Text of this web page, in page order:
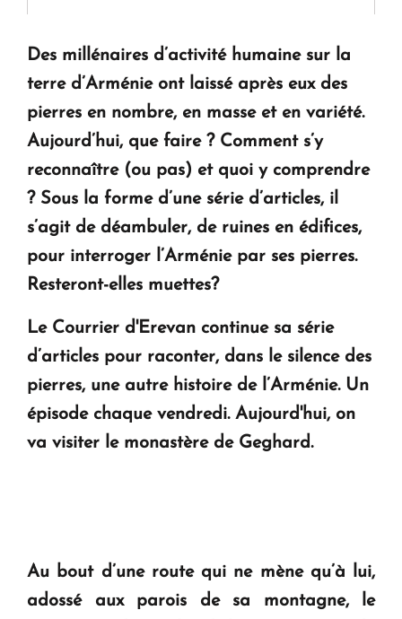
question d'un référendum ne se pose pas. "
KASA : 30 ans d'audace, de résilience et d'avenir
en Arménie
Le premier hôtel Hyatt Regency d'Arménie
Des millénaires d’activité humaine sur la
terre d’Arménie ont laissé après eux des
pierres en nombre, en masse et en variété.
Aujourd’hui, que faire ? Comment s’y
reconnaître (ou pas) et quoi y comprendre
? Sous la forme d’une série d’articles, il
s’agit de déambuler, de ruines en édifices,
pour interroger l’Arménie par ses pierres.
Resteront-elles muettes?
Le Courrier d'Erevan continue sa série
d’articles pour raconter, dans le silence des
pierres, une autre histoire de l’Arménie. Un
épisode chaque vendredi. Aujourd'hui, on
va visiter le monastère de Geghard.
Au bout d’une route qui ne mène qu’à lui,
adossé aux parois de sa montagne, le